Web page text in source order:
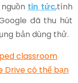
tin tức,tính
đã thu hút
bản dùng thử.
classroom
Drive có thể bạn